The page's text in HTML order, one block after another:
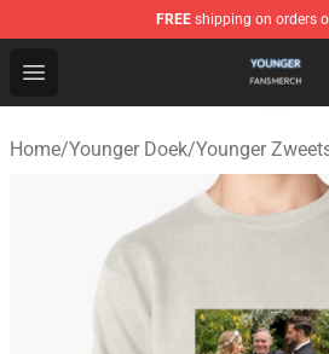
FREE shipping on orders
Open menu
Younger Shop - Official
Home/Younger Doek/Younger